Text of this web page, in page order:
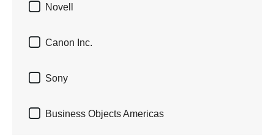
 Novell
 Canon Inc.
 Sony
 Business Objects Americas